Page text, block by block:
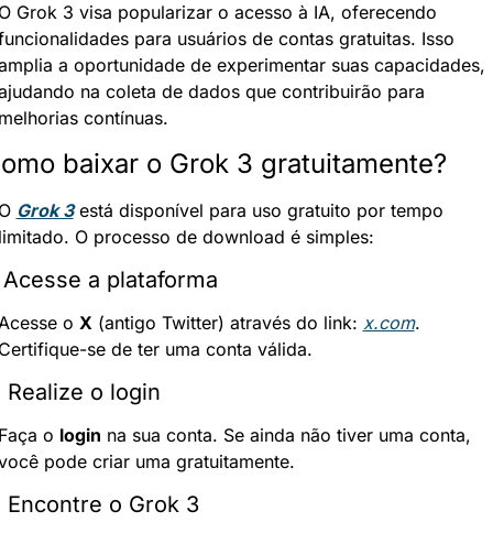
Grok 3 visa popularizar o acesso à IA, oferecendo
para usuários de contas gratuitas. Isso
a oportunidade de experimentar suas capacidades,
na coleta de dados que contribuirão para
contínuas.
baixar o Grok 3 gratuitamente?
Grok 3 está disponível para uso gratuito por tempo
O processo de download é simples:
Acesse a plataforma
o X (antigo Twitter) através do link: x.com.
se de ter uma conta válida.
Realize o login
o login na sua conta. Se ainda não tiver uma conta,
pode criar uma gratuitamente.
Encontre o Grok 3